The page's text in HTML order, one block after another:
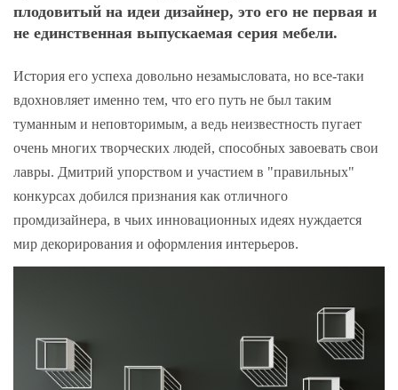
плодовитый на идеи дизайнер, это его не первая и
не единственная выпускаемая серия мебели.
История его успеха довольно незамысловата, но все-таки
вдохновляет именно тем, что его путь не был таким
туманным и неповторимым, а ведь неизвестность пугает
очень многих творческих людей, способных завоевать свои
лавры. Дмитрий упорством и участием в "правильных"
конкурсах добился признания как отличного
промдизайнера, в чьих инновационных идеях нуждается
мир декорирования и оформления интерьеров.